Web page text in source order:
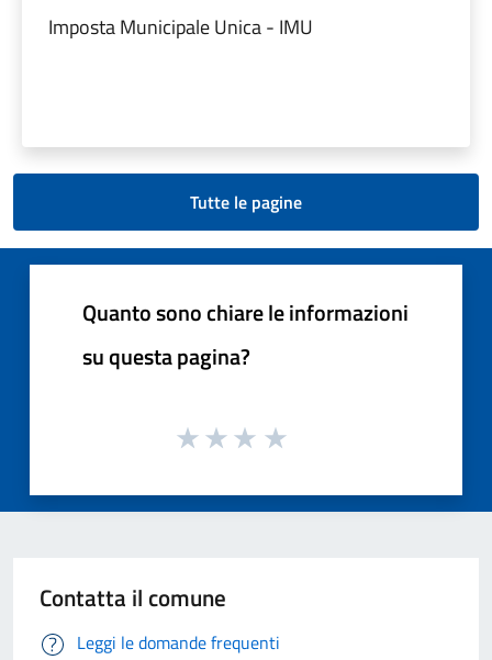
Imposta Municipale Unica - IMU
Tutte le pagine
Quanto sono chiare le informazioni
su questa pagina?
Contatta il comune
Leggi le domande frequenti